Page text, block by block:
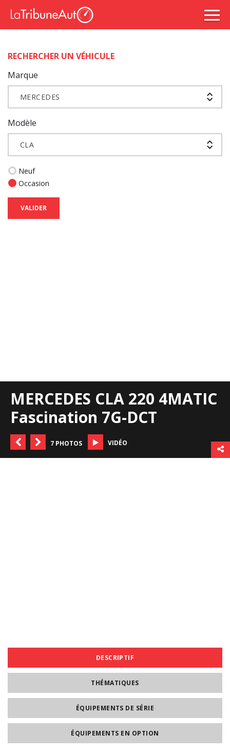
RECHERCHER UN VÉHICULE
Marque
MERCEDES
Modèle
CLA
Neuf
Occasion
VALIDER
MERCEDES CLA 220 4MATIC
Fascination 7G-DCT
7 PHOTOS VIDÉO
DESCRIPTIF
THÉMATIQUES
ÉQUIPEMENTS DE SÉRIE
ÉQUIPEMENTS EN OPTION